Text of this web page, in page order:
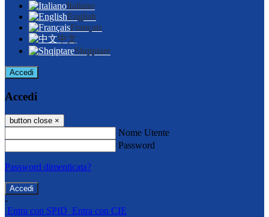
Italiano
English
Français
中文
Shqiptare
Accedi
Accedi
button close ×
Nome Utente
Password
Password dimenticata?
-
Entra con SPID Entra con CIE